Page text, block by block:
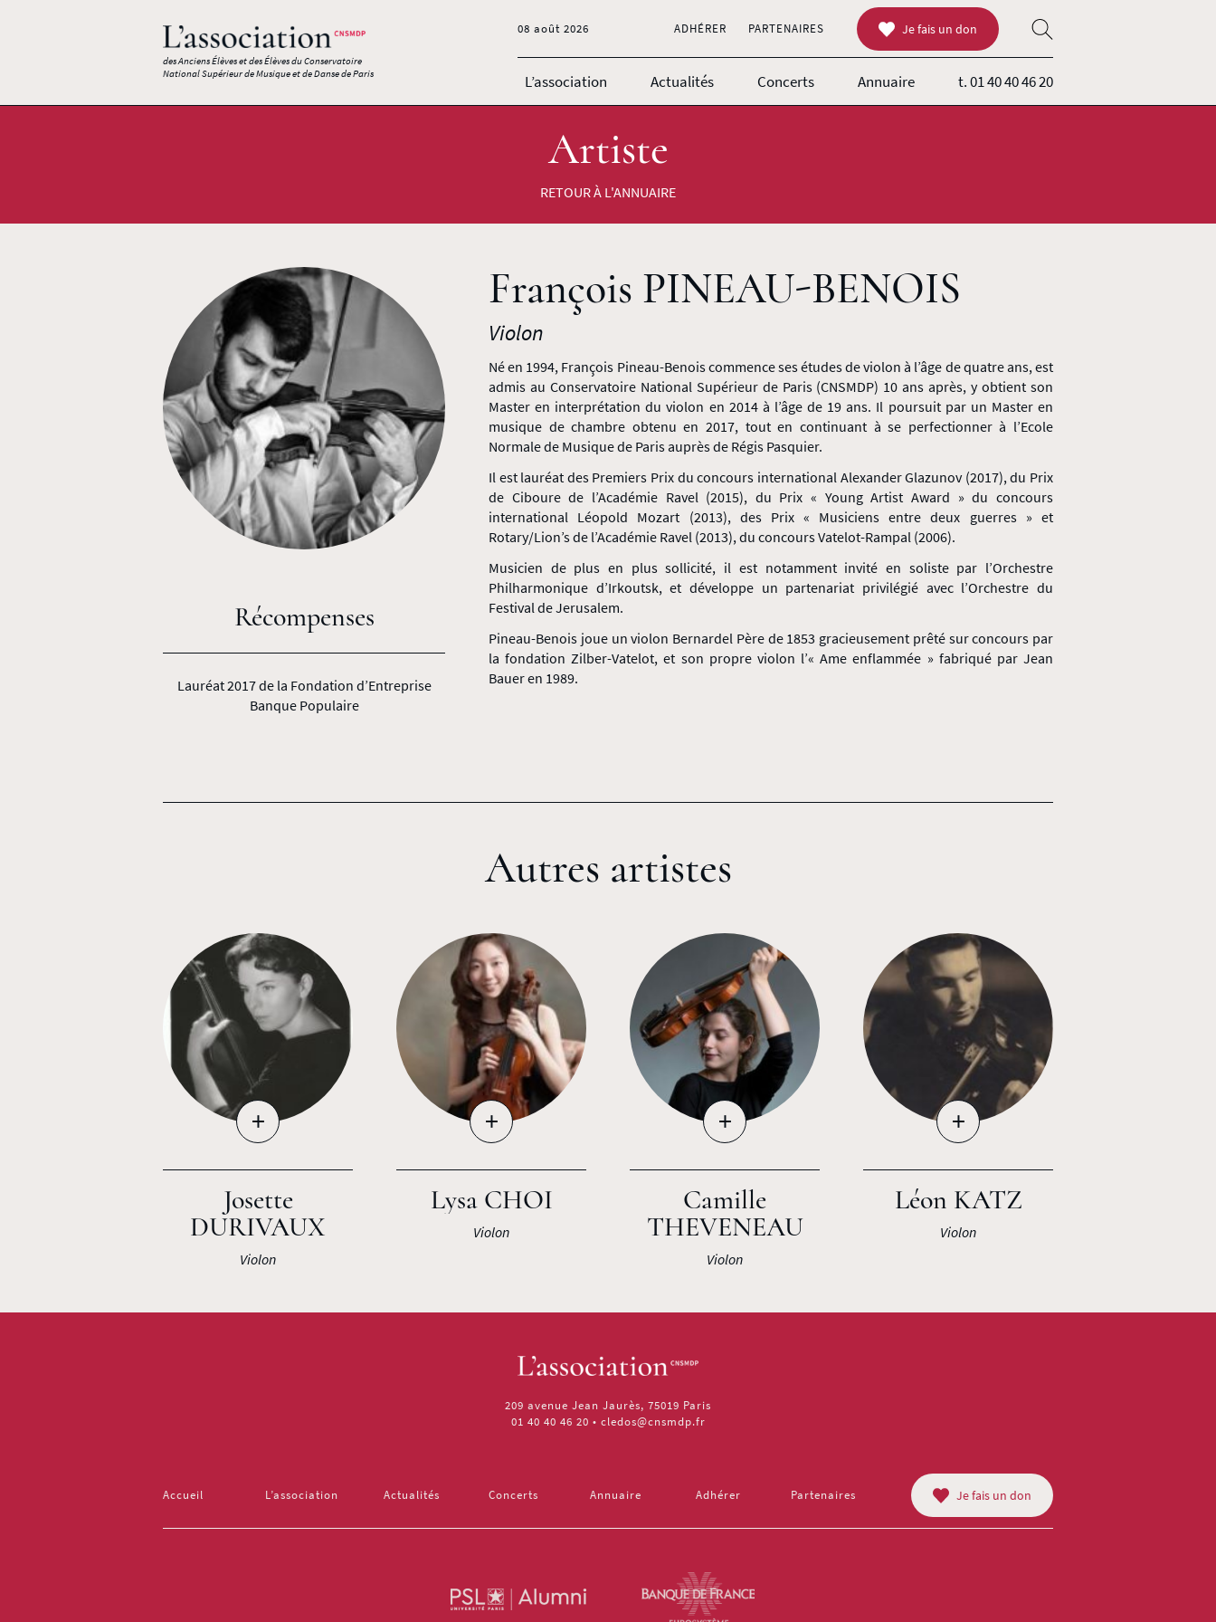
des Anciens Élèves et des Élèves du Conservatoire
National Supérieur de Musique et de Danse de Paris
L’association Actualités Concerts Annuaire t. 01 40 40 46 20
08 août 2026 ADHÉRER PARTENAIRES Je fais un don
Artiste
RETOUR À L'ANNUAIRE
Récompenses
Lauréat 2017 de la Fondation d’Entreprise
Banque Populaire
François PINEAU-BENOIS
Violon
Né en 1994, François Pineau-Benois commence ses études de violon à l’âge de quatre ans, est
admis au Conservatoire National Supérieur de Paris (CNSMDP) 10 ans après, y obtient son
Master en interprétation du violon en 2014 à l’âge de 19 ans. Il poursuit par un Master en
musique de chambre obtenu en 2017, tout en continuant à se perfectionner à l’Ecole
Normale de Musique de Paris auprès de Régis Pasquier.
Il est lauréat des Premiers Prix du concours international Alexander Glazunov (2017), du Prix
de Ciboure de l’Académie Ravel (2015), du Prix « Young Artist Award » du concours
international Léopold Mozart (2013), des Prix « Musiciens entre deux guerres » et
Rotary/Lion’s de l’Académie Ravel (2013), du concours Vatelot-Rampal (2006).
Musicien de plus en plus sollicité, il est notamment invité en soliste par l’Orchestre
Philharmonique d’Irkoutsk, et développe un partenariat privilégié avec l’Orchestre du
Festival de Jerusalem.
Pineau-Benois joue un violon Bernardel Père de 1853 gracieusement prêté sur concours par
la fondation Zilber-Vatelot, et son propre violon l’« Ame enflammée » fabriqué par Jean
Bauer en 1989.
Autres artistes
+
Josette
DURIVAUX
Violon
+
Lysa CHOI
Violon
+
Camille
THEVENEAU
Violon
+
Léon KATZ
Violon
209 avenue Jean Jaurès, 75019 Paris
01 40 40 46 20 • cledos@cnsmdp.fr
Accueil L’association Actualités Concerts Annuaire Adhérer Partenaires Je fais un don